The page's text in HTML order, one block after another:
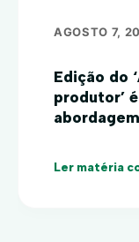
AGOSTO 7,
Edição do
produtor’
Ler matéria